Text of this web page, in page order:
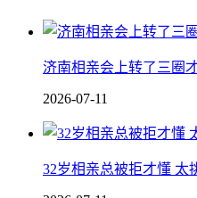
济南相亲会上转了三圈
2026-07-11
32岁相亲总被拒才懂 太